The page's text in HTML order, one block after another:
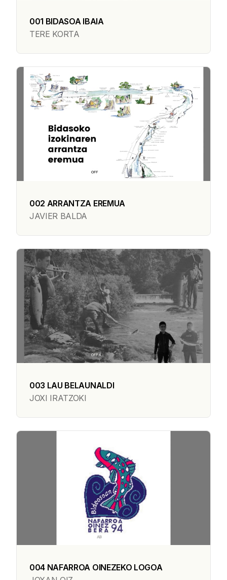
001 BIDASOA IBAIA
TERE KORTA
002 ARRANTZA EREMUA
JAVIER BALDA
003 LAU BELAUNALDI
JOXI IRATZOKI
004 NAFARROA OINEZEKO LOGOA